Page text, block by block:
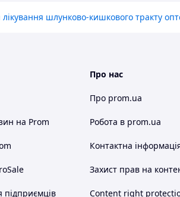
шлунково-кишкового тракту
на Prom
Про нас
Про prom.ua
Робота в prom.ua
Контактна
Захист прав на
Content right